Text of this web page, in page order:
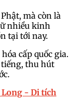
mà còn là
nhiều kinh
tại tới nay.
cấp quốc gia.
thu hút
Long - Di tích